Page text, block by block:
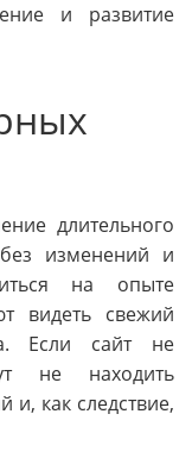
и развитие
длительного
изменений и
на опыте
видеть свежий
Если сайт не
не находить
и, как следствие,